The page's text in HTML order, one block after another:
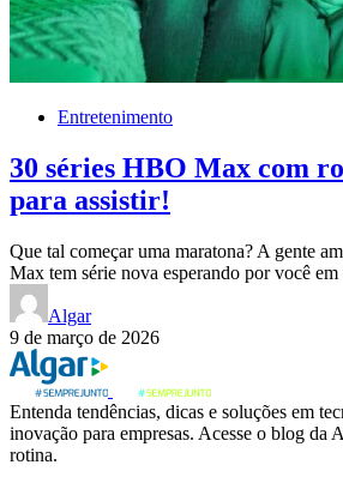
Entretenimento
30 séries HBO Max com
para assistir!
Que tal começar uma maratona? A gente
Max tem série nova esperando por você
Algar
9 de março de 2026
Entenda tendências, dicas e soluções em
inovação para empresas. Acesse o blog da
rotina.